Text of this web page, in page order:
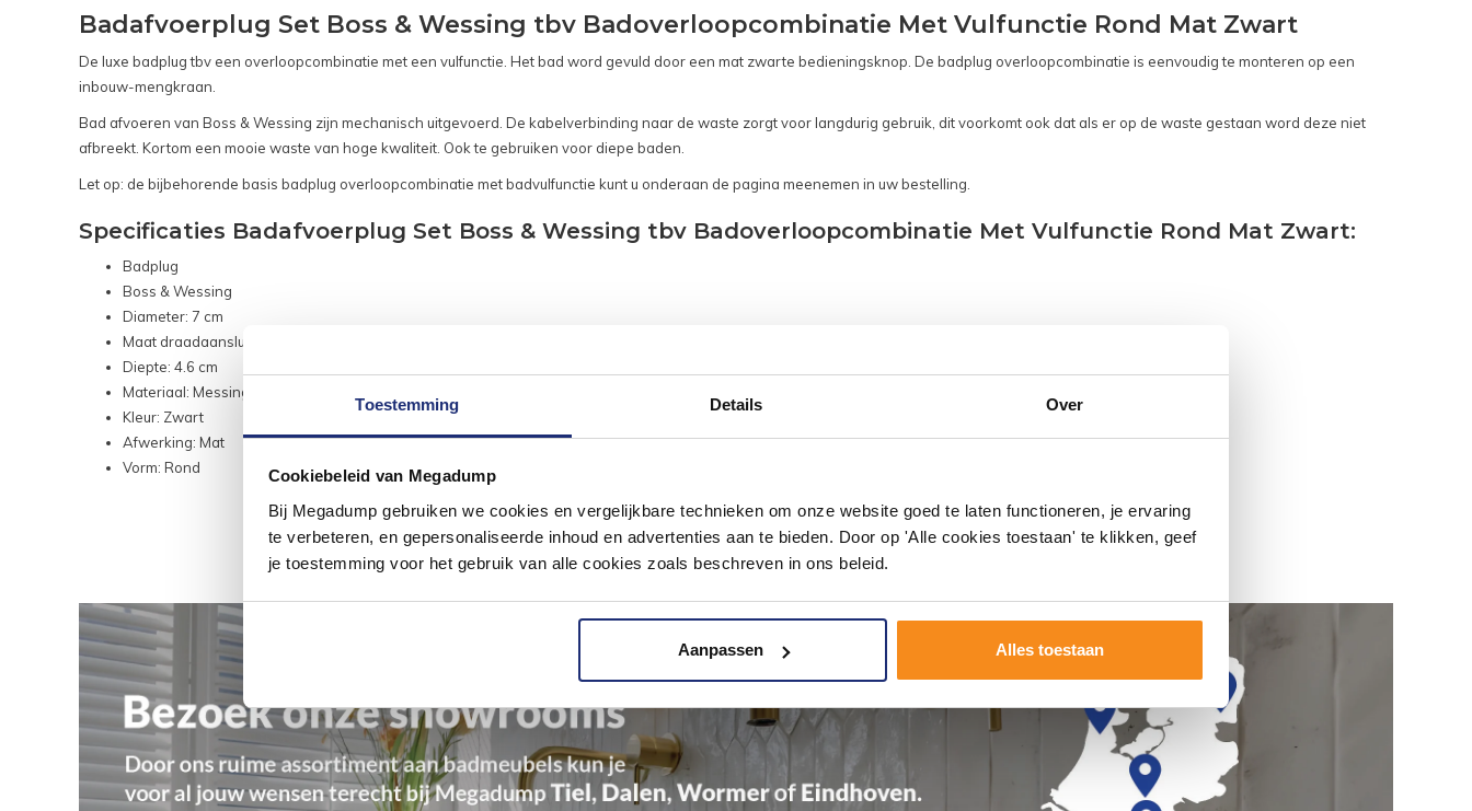
Toestemming Details Over
Cookiebeleid van Megadump
Bij Megadump gebruiken we cookies en vergelijkbare technieken om onze website goed te laten functioneren, je ervaring
te verbeteren, en gepersonaliseerde inhoud en advertenties aan te bieden. Door op 'Alle cookies toestaan' te klikken, geef
je toestemming voor het gebruik van alle cookies zoals beschreven in ons beleid.
Aanpassen Alles toestaan
Badafvoerplug Set Boss & Wessing tbv Badoverloopcombinatie Met Vulfunctie Rond Mat Zwart
De luxe badplug tbv een overloopcombinatie met een vulfunctie. Het bad word gevuld door een mat zwarte bedieningsknop. De badplug overloopcombinatie is eenvoudig te monteren op een
inbouw-mengkraan.
Bad afvoeren van Boss & Wessing zijn mechanisch uitgevoerd. De kabelverbinding naar de waste zorgt voor langdurig gebruik, dit voorkomt ook dat als er op de waste gestaan word deze niet
afbreekt. Kortom een mooie waste van hoge kwaliteit. Ook te gebruiken voor diepe baden.
Let op: de bijbehorende basis badplug overloopcombinatie met badvulfunctie kunt u onderaan de pagina meenemen in uw bestelling.
Specificaties Badafvoerplug Set Boss & Wessing tbv Badoverloopcombinatie Met Vulfunctie Rond Mat Zwart:
Badplug
Boss & Wessing
Diameter: 7 cm
Maat draadaansluiting: 1 1/2"
Diepte: 4.6 cm
Materiaal: Messing
Kleur: Zwart
Afwerking: Mat
Vorm: Rond